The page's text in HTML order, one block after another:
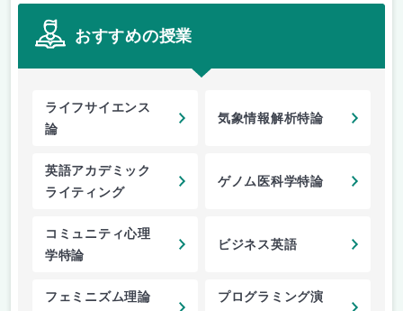
おすすめの授業
ライフサイエンス
論
気象情報解析特論
英語アカデミック
ライティング
ゲノム医科学特論
コミュニティ心理
学特論
ビジネス英語
フェミニズム理論
プログラミング演